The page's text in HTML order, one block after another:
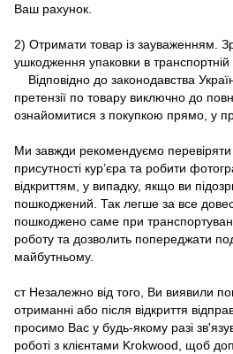
Ваш рахунок.
2) Отримати товар із зауваженням.
ушкодження упаковки в транспортній
Відповідно до законодавства
претензії по товару виключно до
ознайомитися з покупкою прямо, у
Ми завжди рекомендуємо перевіряти
присутності кур’єра та робити
відкриттям, у випадку, якщо ви
пошкоджений. Так легше за все
пошкоджено саме при
роботу та дозволить попереджати
майбутньому.
ст Незалежно від того, Ви виявили
отриманні або після відкриття
просимо Вас у будь-якому разі
роботі з клієнтами Krokwood, щоб